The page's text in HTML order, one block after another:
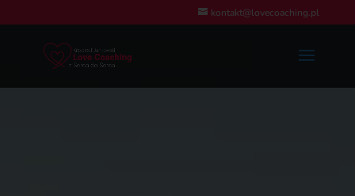
kontakt@lovecoaching.pl